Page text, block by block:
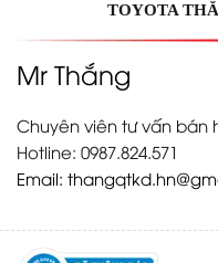
TOYOTA
Mr Thắng
Chuyên viên tư vấn bán
Hotline: 0987.824.571
Email: